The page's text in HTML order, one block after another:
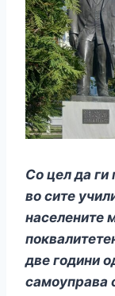
Со цел да ги
во сите
населените
две години
самоуправа